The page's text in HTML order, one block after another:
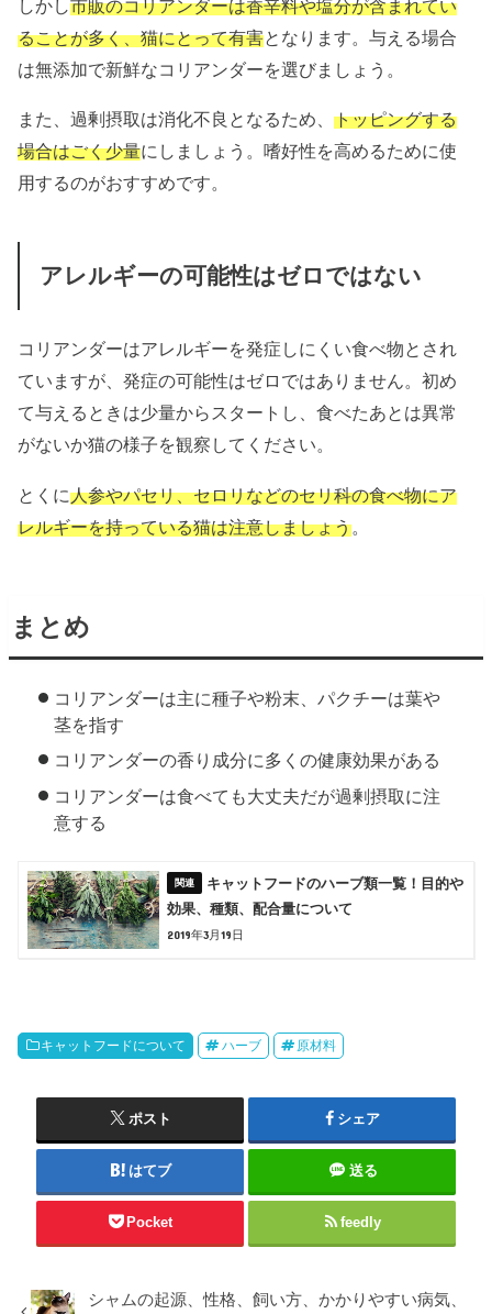
しかし市販のコリアンダーは香辛料や塩分が含まれてい
ることが多く、猫にとって有害となります。与える場合
は無添加で新鮮なコリアンダーを選びましょう。
また、過剰摂取は消化不良となるため、トッピングする
場合はごく少量にしましょう。嗜好性を高めるために使
用するのがおすすめです。
アレルギーの可能性はゼロではない
コリアンダーはアレルギーを発症しにくい食べ物とされ
ていますが、発症の可能性はゼロではありません。初め
て与えるときは少量からスタートし、食べたあとは異常
がないか猫の様子を観察してください。
とくに人参やパセリ、セロリなどのセリ科の食べ物にア
レルギーを持っている猫は注意しましょう
まとめ
コリアンダーは主に種子や粉末、パクチーは葉や
茎を指す
コリアンダーの香り成分に多くの健康効果がある
コリアンダーは食べても大丈夫だが過剰摂取に注
意する
キャットフードのハーブ類一覧！目的や
効果、種類、配合量について
2019年3月19日
キャットフードについて ハーブ 原材料
ポスト シェア
はてブ 送る
Pocket feedly
シャムの起源、性格、飼い方、かかりやすい病気、